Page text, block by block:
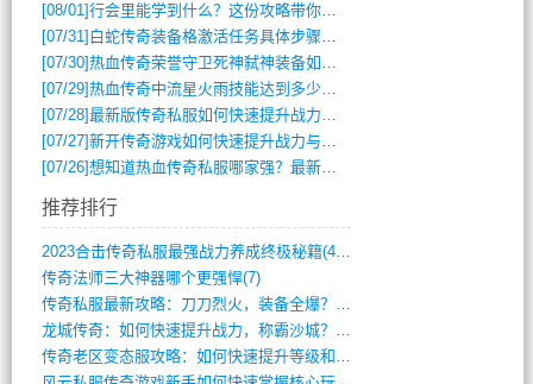
[08/01]行会里能学到什么？这份攻略带你全掌握
[07/31] 白蛇传奇装备格激活任务具体步骤是什么？如何完成？
[07/30]热血传奇荣誉守卫死神弑神装备如何获取与佩戴攻略？
[07/29]热血传奇中流星火雨技能达到多少级可以开始练装备？
[07/28]最新版传奇私服如何快速提升战力与获取稀有装备？
[07/27]新开传奇游戏如何快速提升战力与获取稀有装备？
[07/26]想知道热血传奇私服哪家强？最新排行榜攻略全解析
推荐排行
2023合击传奇私服最强战力养成终极秘籍(428)
传奇法师三大神器哪个更强悍(7)
传奇私服最新攻略：刀刀烈火，装备全爆？攻(813)
龙城传奇：如何快速提升战力，称霸沙城？(802)
传奇老区变态服攻略：如何快速提升等级和战(379)